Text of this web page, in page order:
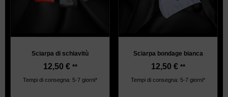
Sciarpa di schiavitù
12,50 € **
Tempi di consegna: 5-7 giorni*
Sciarpa bondage bianca
12,50 € **
Tempi di consegna: 5-7 giorni*